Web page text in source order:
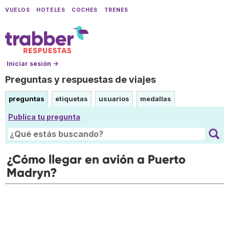
VUELOS HOTELES COCHES TRENES
Iniciar sesión →
Preguntas y respuestas de viajes
preguntas etiquetas usuarios medallas
Publica tu pregunta
¿Cómo llegar en avión a Puerto
Madryn?